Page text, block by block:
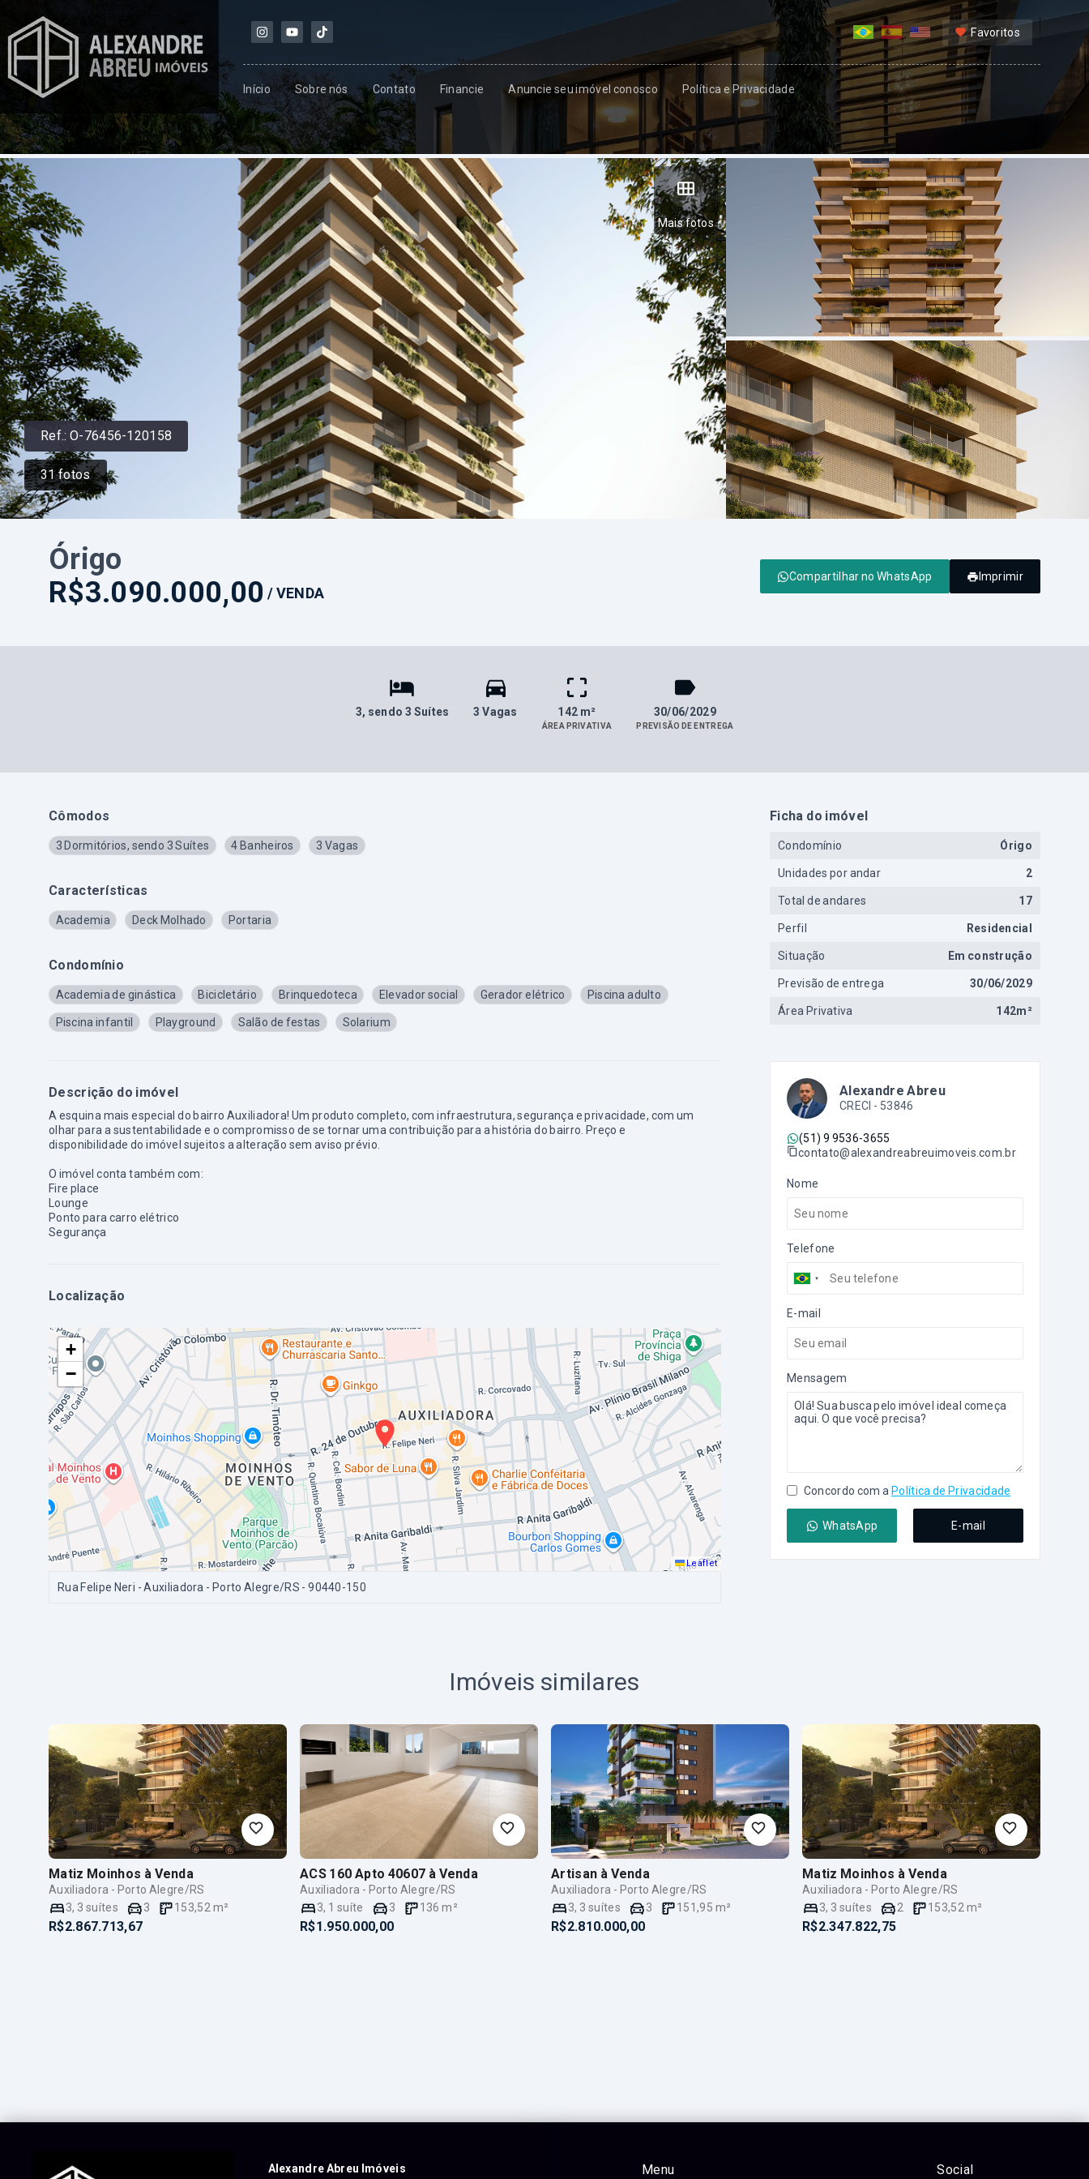
Favoritos
Início Sobre nós Contato Financie Anuncie seu imóvel conosco Política e Privacidade
Ref.:O-76456-120158
31fotos
Mais fotos
Órigo
R$3.090.000,00 /VENDA
Compartilhar no WhatsApp Imprimir
3, sendo 3 Suítes 3 Vagas 142 m²
ÁREA PRIVATIVA
30/06/2029
PREVISÃO DE ENTREGA
Cômodos
3 Dormitórios, sendo 3 Suítes 4 Banheiros 3 Vagas
Características
Academia Deck Molhado Portaria
Condomínio
Academia de ginástica Bicicletário Brinquedoteca Elevador social Gerador elétrico Piscina adulto
Piscina infantil Playground Salão de festas Solarium
Descrição do imóvel
A esquina mais especial do bairro Auxiliadora! Um produto completo, com infraestrutura, segurança e privacidade, com um
olhar para a sustentabilidade e o compromisso de se tornar uma contribuição para a história do bairro. Preço e
disponibilidade do imóvel sujeitos a alteração sem aviso prévio.
O imóvel conta também com:
Fire place
Lounge
Ponto para carro elétrico
Segurança
Localização
+
−
Leaflet
Rua Felipe Neri - Auxiliadora - Porto Alegre/RS - 90440-150
Ficha do imóvel
Condomínio Órigo
Unidades por andar 2
Total de andares 17
Perfil Residencial
Situação Em construção
Previsão de entrega 30/06/2029
Área Privativa 142m²
Alexandre Abreu
CRECI - 53846
(51) 9 9536-3655
contato@alexandreabreuimoveis.com.br
Nome
Telefone
E-mail
Mensagem
Concordo com a Política de Privacidade
WhatsApp E-mail
Imóveis similares
Matiz Moinhos à Venda
Auxiliadora - Porto Alegre/RS
3, 3 suítes 3 153,52 m²
R$2.867.713,67
ACS 160 Apto 40607 à Venda
Auxiliadora - Porto Alegre/RS
3, 1 suíte 3 136 m²
R$1.950.000,00
Artisan à Venda
Auxiliadora - Porto Alegre/RS
3, 3 suítes 3 151,95 m²
R$2.810.000,00
Matiz Moinhos à Venda
Auxiliadora - Porto Alegre/RS
3, 3 suítes 2 153,52 m²
R$2.347.822,75
Menu Social
Alexandre Abreu Imóveis